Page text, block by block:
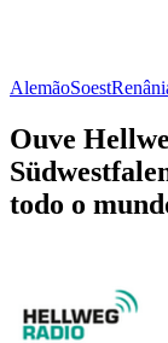
AlemãoSoest
Ouve
todo o